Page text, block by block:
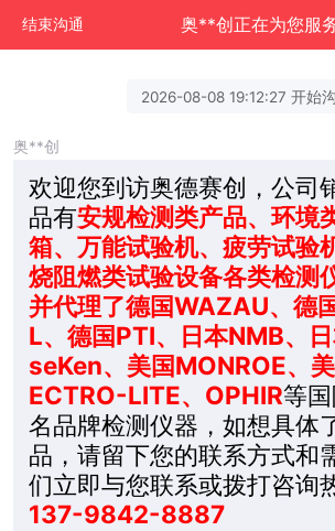
结束沟通 奥**创正在为您服
2026-08-08 19:12:27 开始
奥**创
欢迎您到访奥德赛创，公司
品有安规检测类产品、环境
箱、万能试验机、疲劳试验
烧阻燃类试验设备各类检测
并代理了德国WAZAU、德
L、德国PTI、日本NMB、
seKen、美国MONROE、
ECTRO-LITE、OPHIR等
名品牌检测仪器，如想具体
品，请留下您的联系方式和
们立即与您联系或拨打咨询
137-9842-8887